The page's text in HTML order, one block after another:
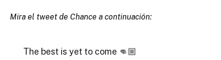
Mira el tweet de Chance a continuación:
The best is yet to come 👊🏼